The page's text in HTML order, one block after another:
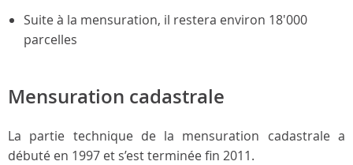
Suite à la mensuration, il restera environ 18'000
parcelles
Mensuration cadastrale
La partie technique de la mensuration cadastrale a
débuté en 1997 et s’est terminée fin 2011.